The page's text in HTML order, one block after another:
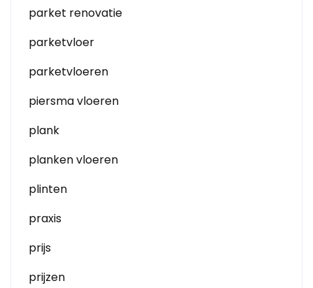
parket renovatie
parketvloer
parketvloeren
piersma vloeren
plank
planken vloeren
plinten
praxis
prijs
prijzen